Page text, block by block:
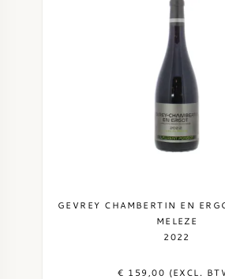
GEVREY CHAMBERTIN EN
MELEZE
2022
€ 159,00 (EXCL.